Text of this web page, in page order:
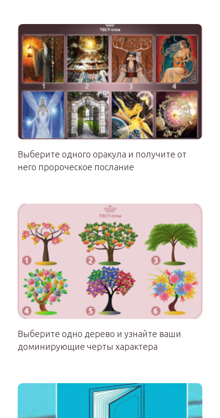
Выберите одного оракула и получите от
него пророческое послание
Выберите одно дерево и узнайте ваши
доминирующие черты характера